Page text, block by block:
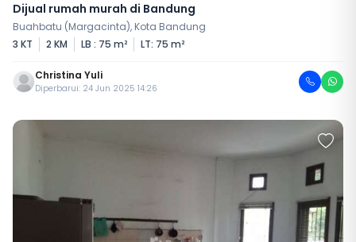
Dijual rumah murah di Bandung
Buahbatu (Margacinta), Kota Bandung
3 KT
2 KM LB : 75 m² LT: 75 m²
Christina Yuli
Diperbarui: 24 Jun 2025 14:26